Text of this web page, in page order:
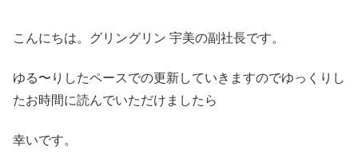
こんにちは。グリングリン 宇美の副社長です。
ゆる〜りしたペースでの更新していきますのでゆっくりし
たお時間に読んでいただけましたら
幸いです。